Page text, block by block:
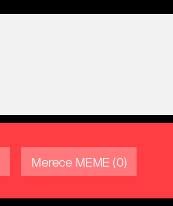
Merece MEME (0)